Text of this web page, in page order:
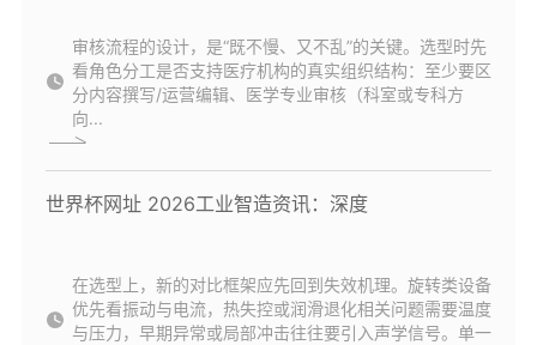
审核流程的设计，是“既不慢、又不乱”的关键。选型时先
看角色分工是否支持医疗机构的真实组织结构：至少要区
分内容撰写/运营编辑、医学专业审核（科室或专科方
向...
世界杯网址 2026工业智造资讯：深度
在选型上，新的对比框架应先回到失效机理。旋转类设备
优先看振动与电流，热失控或润滑退化相关问题需要温度
与压力，早期异常或局部冲击往往要引入声学信号。单一